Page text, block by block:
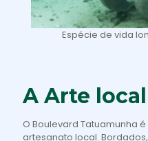
Espécie de vida
A Arte local
O Boulevard Tatuamunha
artesanato local.